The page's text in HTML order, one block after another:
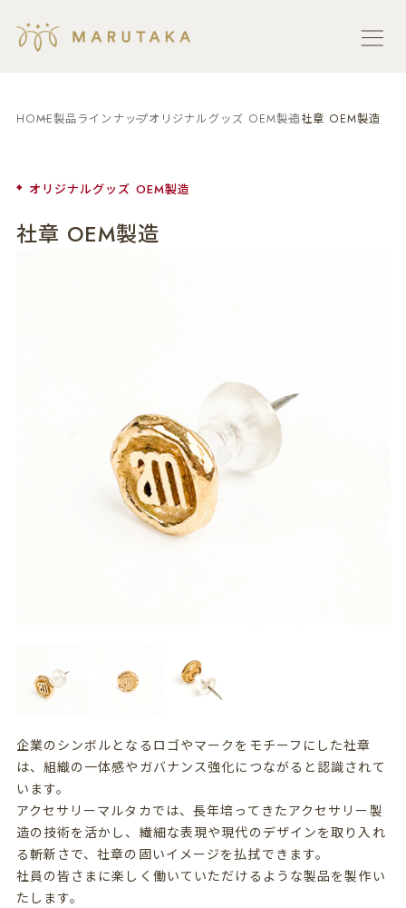
HOME製品ラインナップオリジナルグッズ OEM製造社章 OEM製造
オリジナルグッズ OEM製造
社章 OEM製造
企業のシンボルとなるロゴやマークをモチーフにした社章
は、組織の一体感やガバナンス強化につながると認識されて
います。
アクセサリーマルタカでは、長年培ってきたアクセサリー製
造の技術を活かし、繊細な表現や現代のデザインを取り入れ
る斬新さで、社章の固いイメージを払拭できます。
社員の皆さまに楽しく働いていただけるような製品を製作い
たします。